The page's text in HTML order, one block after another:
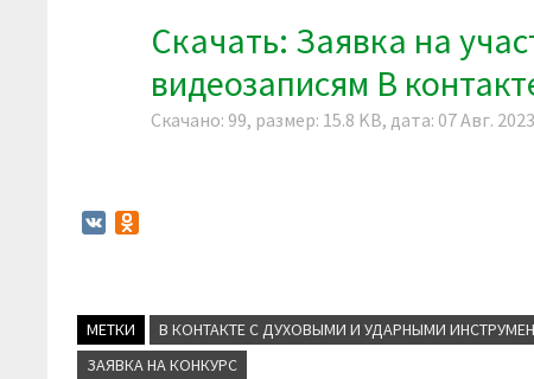
Скачать: Заявка на
видеозаписям В
Скачано: 99, размер: 15.8 KB, дата: 07 Авг. 2023
k
l
a
МЕТКИ В КОНТАКТЕ С ДУХОВЫМИ И УДАРНЫМИ
ЗАЯВКА НА КОНКУРС